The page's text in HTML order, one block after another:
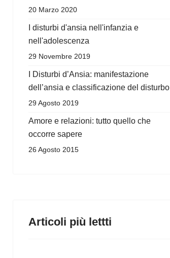
20 Marzo 2020
I disturbi d'ansia nell'infanzia e
nell'adolescenza
29 Novembre 2019
I Disturbi d’Ansia: manifestazione
dell’ansia e classificazione del disturbo
29 Agosto 2019
Amore e relazioni: tutto quello che
occorre sapere
26 Agosto 2015
Articoli più lettti